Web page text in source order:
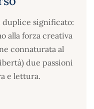
duplice significato:
alla forza creativa
connaturata al
due passioni
e lettura.